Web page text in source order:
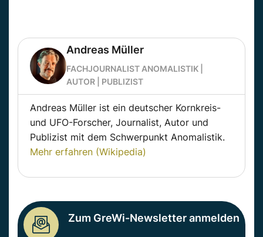
Andreas Müller
FACHJOURNALIST ANOMALISTIK |
AUTOR | PUBLIZIST
Andreas Müller ist ein deutscher Kornkreis-
und UFO-Forscher, Journalist, Autor und
Publizist mit dem Schwerpunkt Anomalistik.
Mehr erfahren (Wikipedia)
Zum GreWi-Newsletter anmelden